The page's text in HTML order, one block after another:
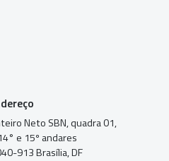
Neto SBN, quadra 01,
e 15º andares
913 Brasília, DF